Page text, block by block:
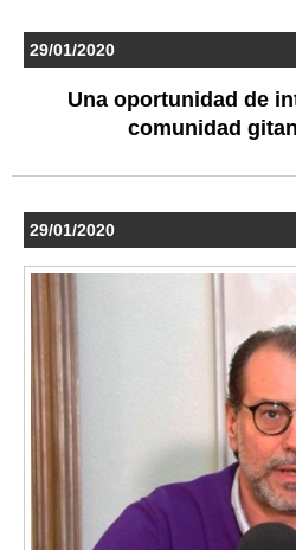
29/01/2020
Una oportunidad de
comunidad
29/01/2020